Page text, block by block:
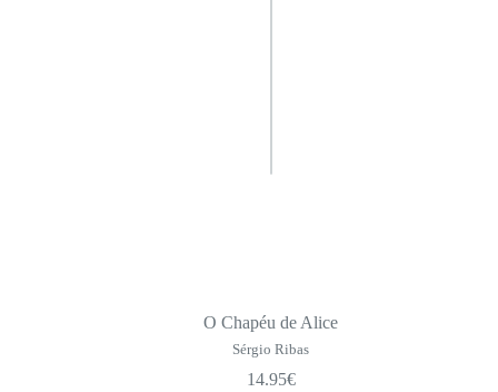
O Chapéu de Alice
Sérgio Ribas
14.95€